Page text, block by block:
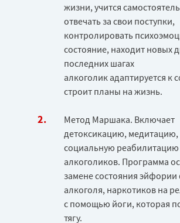
жизни, учится
отвечать за свои поступки,
контролировать
состояние, находит новых
последних шагах
алкоголик адаптируется к
строит планы на жизнь.
Метод Маршака. Включает
детоксикацию, медитацию,
социальную реабилитацию
алкоголиков. Программа
замене состояния эйфории
алкоголя, наркотиков на
с помощью йоги, которая
тягу.